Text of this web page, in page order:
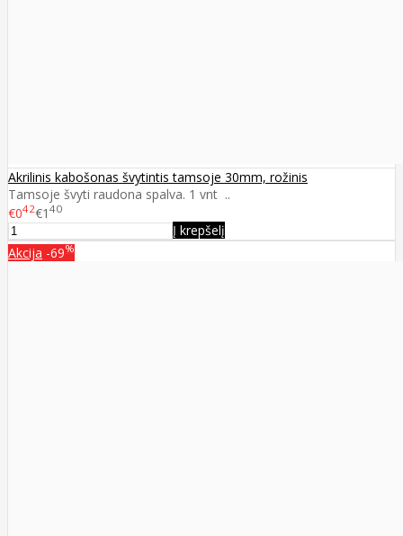
Akrilinis kabošonas švytintis tamsoje 30mm, rožinis
Tamsoje švyti raudona spalva. 1 vnt ..
€042€1 40
Į krepšelį
Akcija -69%